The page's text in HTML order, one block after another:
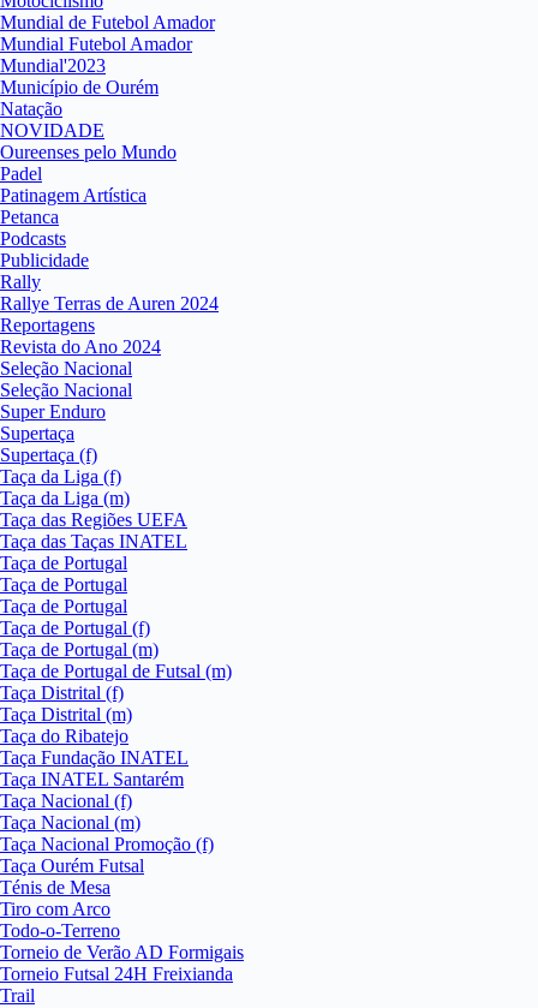
Mundial de Futebol Amador
Mundial Futebol Amador
Mundial'2023
Município de Ourém
Natação
NOVIDADE
Oureenses pelo Mundo
Padel
Patinagem Artística
Petanca
Podcasts
Publicidade
Rally
Rallye Terras de Auren 2024
Reportagens
Revista do Ano 2024
Seleção Nacional
Seleção Nacional
Super Enduro
Supertaça
Supertaça (f)
Taça da Liga (f)
Taça da Liga (m)
Taça das Regiões UEFA
Taça das Taças INATEL
Taça de Portugal
Taça de Portugal
Taça de Portugal
Taça de Portugal (f)
Taça de Portugal (m)
Taça de Portugal de Futsal (m)
Taça Distrital (f)
Taça Distrital (m)
Taça do Ribatejo
Taça Fundação INATEL
Taça INATEL Santarém
Taça Nacional (f)
Taça Nacional (m)
Taça Nacional Promoção (f)
Taça Ourém Futsal
Ténis de Mesa
Tiro com Arco
Todo-o-Terreno
Torneio de Verão AD Formigais
Torneio Futsal 24H Freixianda
Trail